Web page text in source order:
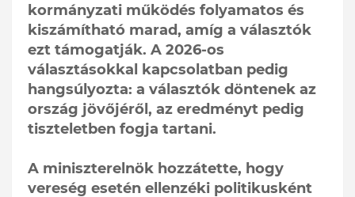
kormányzati működés folyamatos és
kiszámítható marad, amíg a választók
ezt támogatják. A 2026-os
választásokkal kapcsolatban pedig
hangsúlyozta: a választók döntenek az
ország jövőjéről, az eredményt pedig
tiszteletben fogja tartani.
A miniszterelnök hozzátette, hogy
vereség esetén ellenzéki politikusként